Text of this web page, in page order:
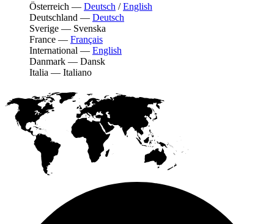
Österreich — Deutsch /English
Deutschland — Deutsch
Sverige — Svenska
France — Français
International — English
Danmark — Dansk
Italia — Italiano